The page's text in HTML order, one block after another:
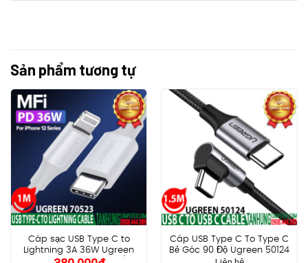
Sản phẩm tương tự
Cáp sạc USB Type C to
Lightning 3A 36W Ugreen
Cáp USB Type C To Type C
Bẻ Góc 90 Độ Ugreen 50124